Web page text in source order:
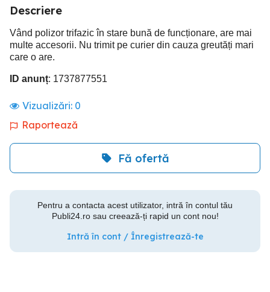
Descriere
Vând polizor trifazic în stare bună de funcționare, are mai
multe accesorii. Nu trimit pe curier din cauza greutăți mari
care o are.
ID anunț: 1737877551
Vizualizări: 0
Raportează
Fă ofertă
Pentru a contacta acest utilizator, intră în contul tău
Publi24.ro sau creează-ți rapid un cont nou!
Intră în cont / Înregistrează-te